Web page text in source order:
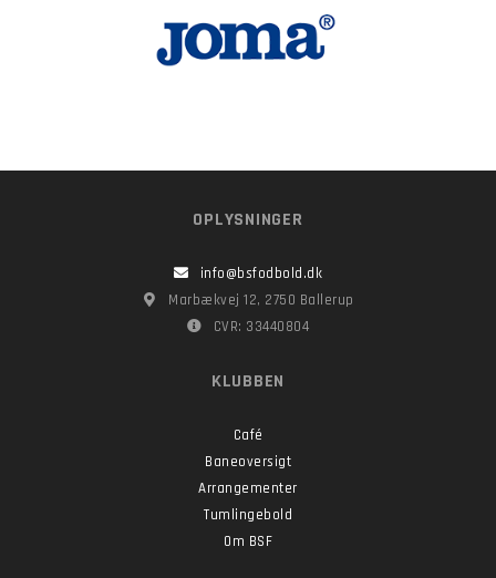
OPLYSNINGER
info@bsfodbold.dk
Marbækvej 12, 2750 Ballerup
CVR: 33440804
KLUBBEN
Café
Baneoversigt
Arrangementer
Tumlingebold
Om BSF